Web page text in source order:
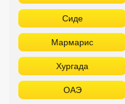
Сиде
Мармарис
Хургада
ОАЭ